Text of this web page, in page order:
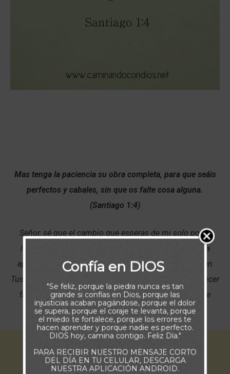
Mas tenga la paciencia su obra completa, para que seáis
perfectos y cabales, sin que os falte cosa alguna.
(Santiago 1:4)
Señor, sé que el cambio que esperas de mi solo podré
llevarlo a cabo atravensando los retos de la vida, para
aprender a confiar en Tu poder y tener paciencia y fe en
Tus tiempos. Por ello te pido que me ayudes a permanecer
firme en la prueba de forma que pueda ser totalmente
desarrollado en Cristo.
Confía en DIOS
"Se feliz, porque la piedra nunca es tan
grande si confías en Dios, porque las
injusticias acaban pagándose, porque el dolor
se supera, porque el coraje te levanta, porque
el miedo te fortalece, porque los errores te
hacen aprender y porque nadie es perfecto.
DIOS hoy, camina contigo. Feliz Día."
PARA RECIBIR NUESTRO MENSAJE CORTO
DEL DÍA EN TU CELULAR, DESCARGA
NUESTRA APLICACIÓN ANDROID.